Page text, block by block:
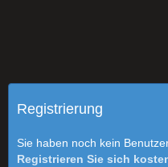
Registrierung
Sie haben noch kein
Registrieren Sie sich